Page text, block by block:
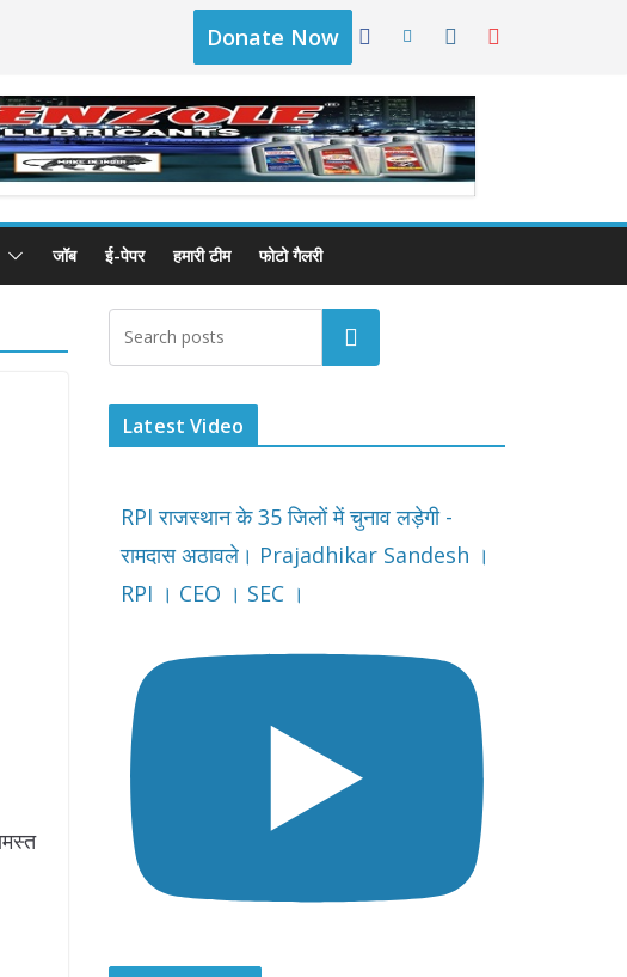
Donate Now
जॉब ई-पेपर हमारी टीम फोटो गैलरी
Latest Video
RPI राजस्थान के 35 जिलों में चुनाव लड़ेगी -
रामदास अठावले। Prajadhikar Sandesh ।
RPI । CEO । SEC ।